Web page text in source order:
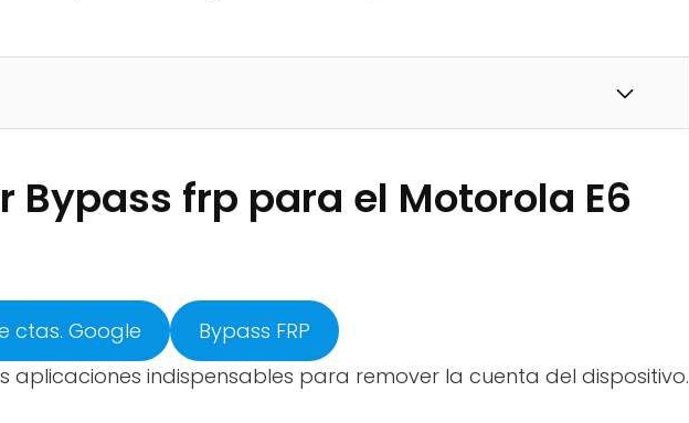
Bypass frp para el Motorola E6
ctas. Google
Bypass FRP
aplicaciones indispensables para remover la cuenta del dispositivo.